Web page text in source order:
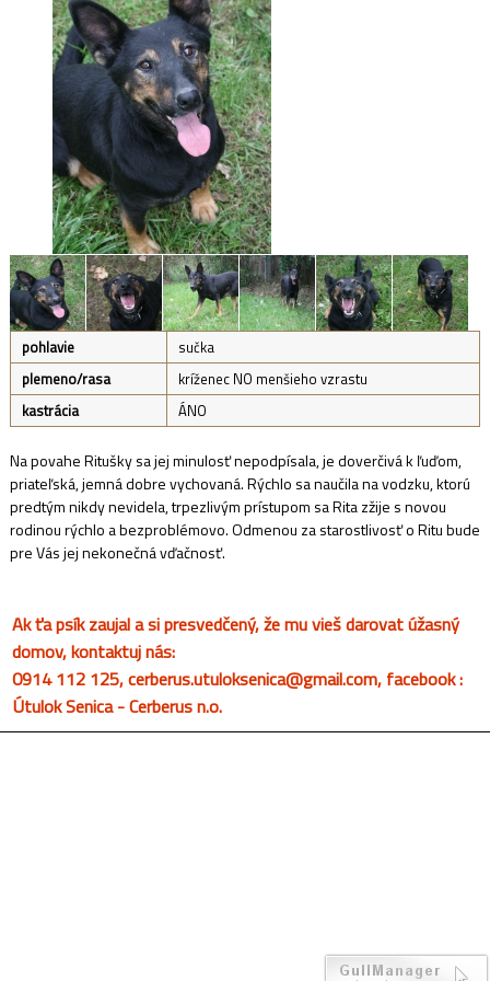
pohlavie
sučka
plemeno/rasa
kríženec NO menšieho vzrastu
kastrácia
ÁNO
Na povahe Ritušky sa jej minulosť nepodpísala, je doverčivá k ľuďom,
priateľská, jemná dobre vychovaná. Rýchlo sa naučila na vodzku, ktorú
predtým nikdy nevidela, trpezlivým prístupom sa Rita zžije s novou
rodinou rýchlo a bezproblémovo. Odmenou za starostlivosť o Ritu bude
pre Vás jej nekonečná vďačnosť.
Ak ťa psík zaujal a si presvedčený, že mu vieš darovat úžasný
domov, kontaktuj nás:
0914 112 125, cerberus.utuloksenica@gmail.com, facebook :
Útulok Senica - Cerberus n.o.